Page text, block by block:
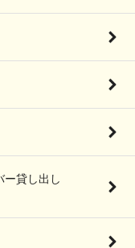
ー貸し出し